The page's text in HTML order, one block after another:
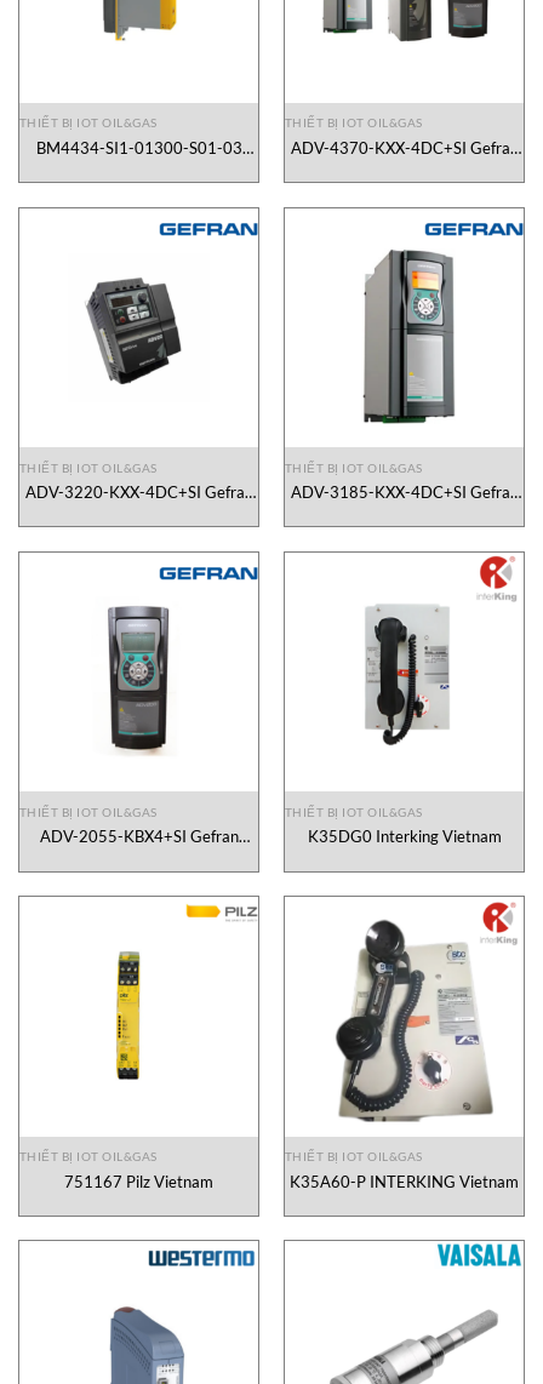
THIẾT BỊ IOT OIL&GAS
BM4434-SI1-01300-S01-03
THIẾT BỊ IOT OIL&GAS
ADV-4370-KXX-4DC+SI Gefran
THIẾT BỊ IOT OIL&GAS
ADV-3220-KXX-4DC+SI Gefran
THIẾT BỊ IOT OIL&GAS
ADV-3185-KXX-4DC+SI Gefran
THIẾT BỊ IOT OIL&GAS
ADV-2055-KBX4+SI Gefran
THIẾT BỊ IOT OIL&GAS
K35DG0 Interking Vietnam
THIẾT BỊ IOT OIL&GAS
751167 Pilz Vietnam
THIẾT BỊ IOT OIL&GAS
K35A60-P INTERKING Vietnam